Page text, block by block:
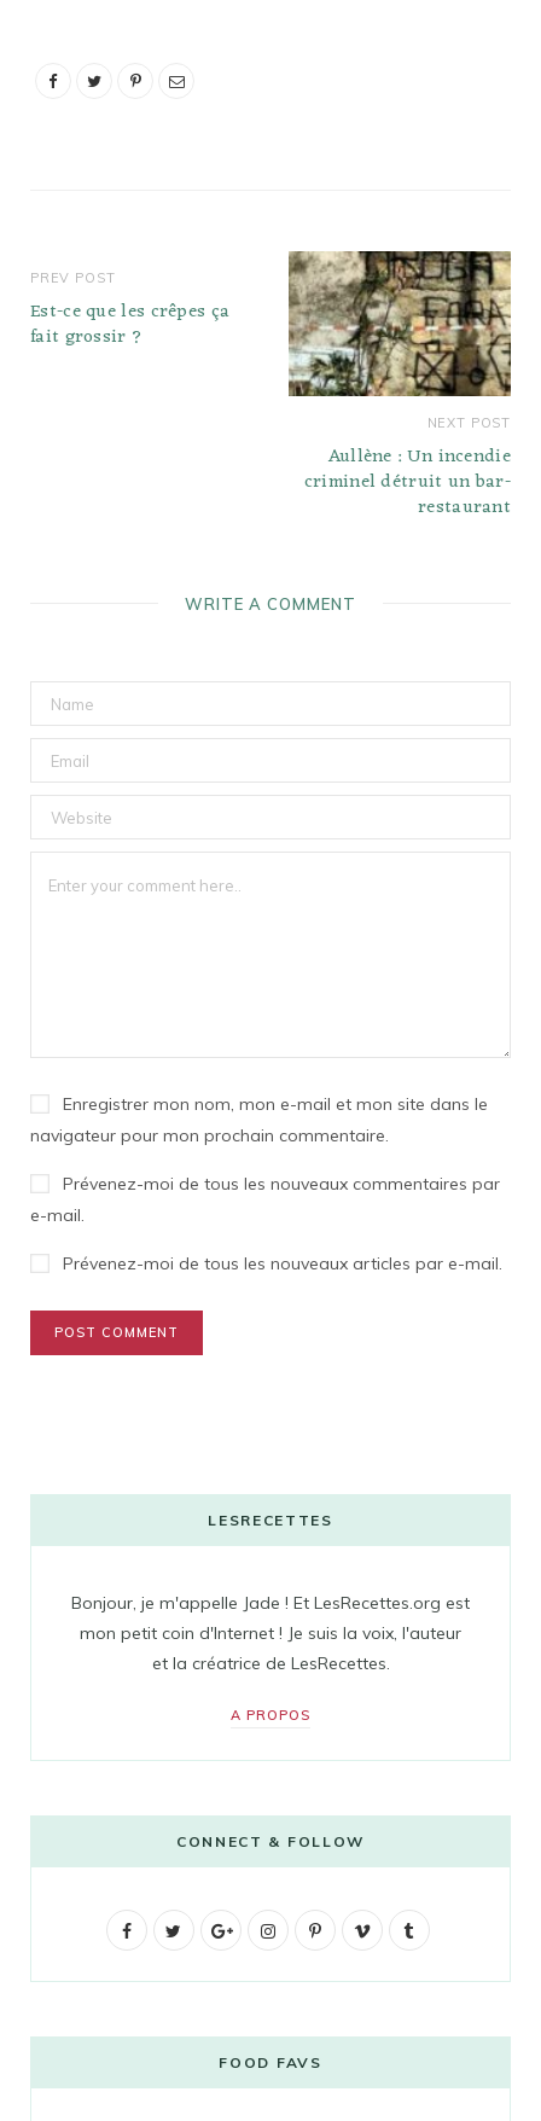
PREV POST
Est-ce que les crêpes ça
fait grossir ?
NEXT POST
Aullène : Un incendie
criminel détruit un bar-
restaurant
WRITE A COMMENT
Enregistrer mon nom, mon e-mail et mon site dans le
navigateur pour mon prochain commentaire.
Prévenez-moi de tous les nouveaux commentaires par
e-mail.
Prévenez-moi de tous les nouveaux articles par e-mail.
LESRECETTES
Bonjour, je m'appelle Jade ! Et LesRecettes.org est
mon petit coin d'Internet ! Je suis la voix, l'auteur
et la créatrice de LesRecettes.
A PROPOS
CONNECT & FOLLOW
F
b
t
G
g
l
I
t
a
P
e
V
o
l
FOOD FAVS